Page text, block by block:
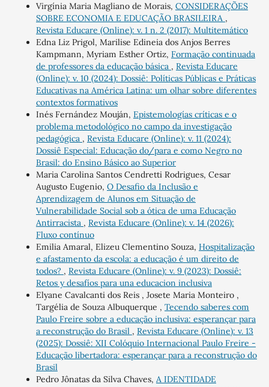
Virgínia Maria Magliano de Morais, CONSIDERAÇÕES
SOBRE ECONOMIA E EDUCAÇÃO BRASILEIRA ,
Revista Educare (Online): v. 1 n. 2 (2017): Multitemático
Edna Liz Prigol, Marilise Edineia dos Anjos Berres
Kampmann, Myriam Esther Ortiz, Formação continuada
de professores da educação básica , Revista Educare
(Online): v. 10 (2024): Dossiê: Políticas Públicas e Práticas
Educativas na América Latina: um olhar sobre diferentes
contextos formativos
Inés Fernández Mouján, Epistemologías críticas e o
problema metodológico no campo da investigação
pedagógica , Revista Educare (Online): v. 11 (2024):
Dossiê Especial: Educação do/para e como Negro no
Brasil: do Ensino Básico ao Superior
Maria Carolina Santos Cendretti Rodrigues, Cesar
Augusto Eugenio, O Desafio da Inclusão e
Aprendizagem de Alunos em Situação de
Vulnerabilidade Social sob a ótica de uma Educação
Antirracista , Revista Educare (Online): v. 14 (2026):
Fluxo contínuo
Emilia Amaral, Elizeu Clementino Souza, Hospitalização
e afastamento da escola: a educação é um direito de
todos? , Revista Educare (Online): v. 9 (2023): Dossiê:
Retos y desafíos para una educacion inclusiva
Elyane Cavalcanti dos Reis , Josete Maria Monteiro ,
Targélia de Souza Albuquerque , Tecendo saberes com
Paulo Freire sobre a educação inclusiva: esperançar para
a reconstrução do Brasil , Revista Educare (Online): v. 13
(2025): Dossiê: XII Colóquio Internacional Paulo Freire -
Educação libertadora: esperançar para a reconstrução do
Brasil
Pedro Jônatas da Silva Chaves, A IDENTIDADE